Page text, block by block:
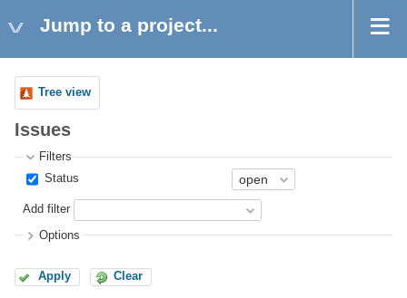
Jump to a project...
Tree view
Issues
Filters
Status
Add filter
Options
Apply Clear